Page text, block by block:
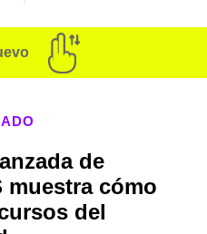
de
muestra cómo
del